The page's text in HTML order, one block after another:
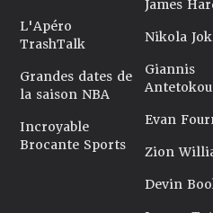
L'Apéro
TrashTalk
Grandes dates de
la saison NBA
Incroyable
Brocante Sports
James
Nikola
Giannis
Evan
Zion
Devin